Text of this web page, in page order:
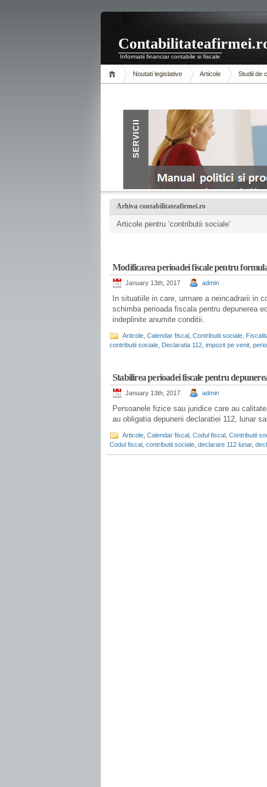
Informatii financiar contabile si fiscale
Noutati legislative Articole Studii de
Arhiva contabilitateafirmei.ro
Articole pentru ‘contributii sociale’
Modificarea perioadei fiscale pentru
January 13th, 2017 admin
In situatiile in care, urmare a neincadrarii in
schimba perioada fiscala pentru depunerea
indeplinite anumite conditii.
Articole Calendar fiscal Contributii sociale
contributii sociale Declaratia 112 impozit pe venit
Stabilirea perioadei fiscale pentru
January 13th, 2017 admin
Persoanele fizice sau juridice care au
au obligatia depunerii declaratiei 112, lunar
Articole Calendar fiscal Codul fiscal Contributii
Codul fiscal contributii sociale declarare 112 lunar,